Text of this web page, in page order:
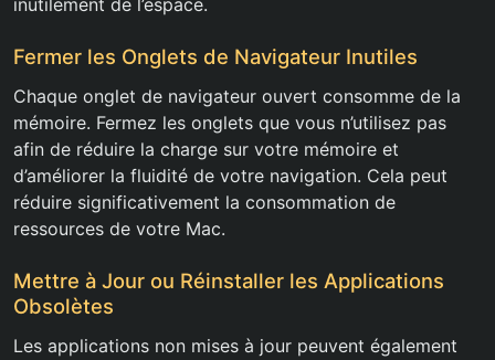
inutilement de l’espace.
Fermer les Onglets de Navigateur Inutiles
Chaque onglet de navigateur ouvert consomme de la
mémoire. Fermez les onglets que vous n’utilisez pas
afin de réduire la charge sur votre mémoire et
d’améliorer la fluidité de votre navigation. Cela peut
réduire significativement la consommation de
ressources de votre Mac.
Mettre à Jour ou Réinstaller les Applications
Obsolètes
Les applications non mises à jour peuvent également